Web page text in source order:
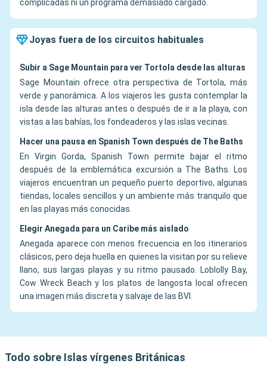
complicadas ni un programa demasiado cargado.
Joyas fuera de los circuitos habituales
Subir a Sage Mountain para ver Tortola desde las alturas
Sage Mountain ofrece otra perspectiva de Tortola, más
verde y panorámica. A los viajeros les gusta contemplar la
isla desde las alturas antes o después de ir a la playa, con
vistas a las bahías, los fondeaderos y las islas vecinas.
Hacer una pausa en Spanish Town después de The Baths
En Virgin Gorda, Spanish Town permite bajar el ritmo
después de la emblemática excursión a The Baths. Los
viajeros encuentran un pequeño puerto deportivo, algunas
tiendas, locales sencillos y un ambiente más tranquilo que
en las playas más conocidas.
Elegir Anegada para un Caribe más aislado
Anegada aparece con menos frecuencia en los itinerarios
clásicos, pero deja huella en quienes la visitan por su relieve
llano, sus largas playas y su ritmo pausado. Loblolly Bay,
Cow Wreck Beach y los platos de langosta local ofrecen
una imagen más discreta y salvaje de las BVI.
Todo sobre Islas vírgenes Británicas